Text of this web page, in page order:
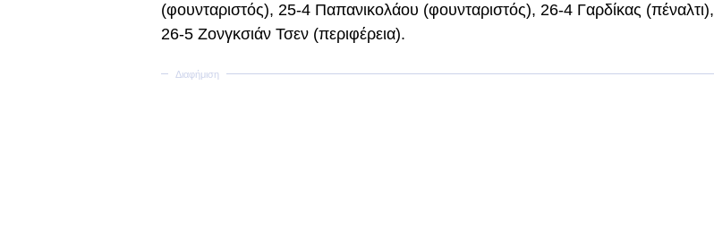
(φουνταριστός), 25-4 Παπανικολάου (φουνταριστός), 26-4 Γαρδίκας (πέναλτι),
26-5 Ζονγκσιάν Τσεν (περιφέρεια).